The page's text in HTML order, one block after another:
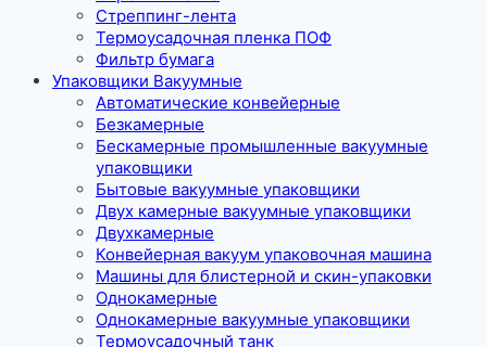
Стреппинг-лента
Термоусадочная пленка ПОФ
Фильтр бумага
Упаковщики Вакуумные
Автоматические конвейерные
Безкамерные
Бескамерные промышленные вакуумные
упаковщики
Бытовые вакуумные упаковщики
Двух камерные вакуумные упаковщики
Двухкамерные
Конвейерная вакуум упаковочная машина
Машины для блистерной и скин-упаковки
Однокамерные
Однокамерные вакуумные упаковщики
Термоусадочный танк